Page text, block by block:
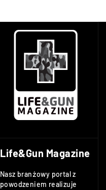
Life&Gun Magazine
Nasz branżowy portal z
powodzeniem realizuje